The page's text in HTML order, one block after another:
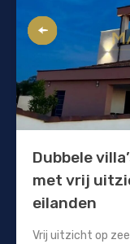
Dubbele
met vrij
eilanden
Vrij uitzicht op